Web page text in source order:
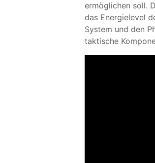
ermöglichen soll.
das Energielevel
System und den
taktische